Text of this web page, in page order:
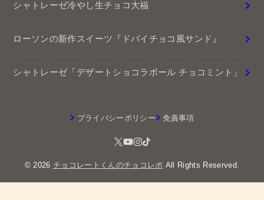
シャトレーゼ冷やし生チョコ大福
ローソンの新作スイーツ『ドバイチョコ風サンド』
シャトレーゼ「デザートショコラボール チョコミント」
プライバシーポリシー 免責事項
© 2026 チョコレートくんのチョコレポ All Rights Reserved.